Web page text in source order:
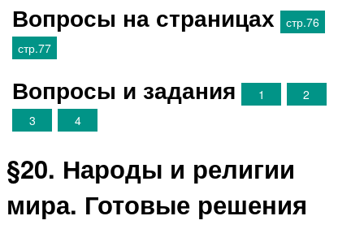
Вопросы на страницах
стр.76
стр.77
Вопросы и задания 1
2
3
4
§20. Народы и религии
мира. Готовые решения